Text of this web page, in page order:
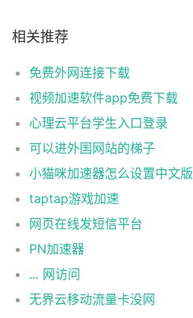
相关推荐
免费外网连接下载
视频加速软件app免费下载
心理云平台学生入口登录
可以进外国网站的梯子
小猫咪加速器怎么设置中文版
taptap游戏加速
网页在线发短信平台
PN加速器
... 网访问
无界云移动流量卡没网